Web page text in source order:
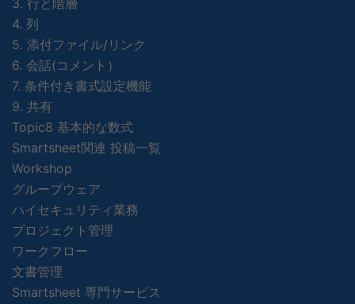
3. 行と階層
4. 列
5. 添付ファイル/リンク
6. 会話(コメント）
7. 条件付き書式設定機能
9. 共有
Topic8 基本的な数式
Smartsheet関連 投稿一覧
Workshop
グループウェア
ハイセキュリティ業務
プロジェクト管理
ワークフロー
文書管理
Smartsheet 専門サービス